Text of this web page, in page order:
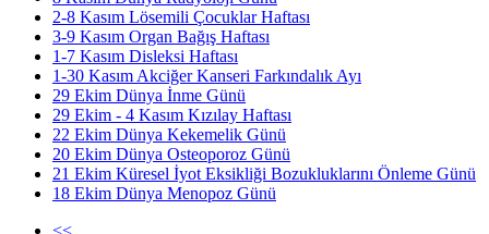
2-8 Kasım Lösemili Çocuklar Haftası
3-9 Kasım Organ Bağış Haftası
1-7 Kasım Disleksi Haftası
1-30 Kasım Akciğer Kanseri Farkındalık Ayı
29 Ekim Dünya İnme Günü
29 Ekim - 4 Kasım Kızılay Haftası
22 Ekim Dünya Kekemelik Günü
20 Ekim Dünya Osteoporoz Günü
21 Ekim Küresel İyot Eksikliği Bozukluklarını Önleme Günü
18 Ekim Dünya Menopoz Günü